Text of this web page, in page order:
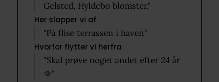
Gelsted, Hyldebo blomster."
Her slapper vi af
"På flise terrassen i haven"
Hvorfor flytter vi herfra
"Skal prøve noget andet efter 24 år
🌞"